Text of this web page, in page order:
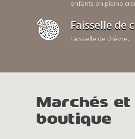
enfants en pleine
Faisselle de
Faisselle de chèvre.
Marchés et
boutique